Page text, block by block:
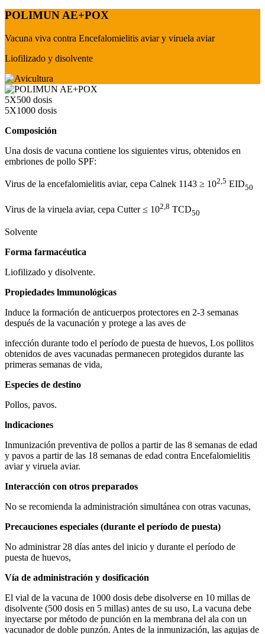
POLIMUN AE+POX
Vacuna viva contra Encefalomielitis aviar y viruela aviar
Liofilizado y disolvente
5Х500 dosis
5Х1000 dosis
Composición
Una dosis de vacuna contiene los siguientes virus, obtenidos en
embriones de pollo SPF:
Virus de la encefalomielitis aviar, cepa Calnek 1143 ≥ 102,5 EID50
Virus de la viruela aviar, cepa Cutter ≤ 102,8 TCD50
Solvente
Forma farmacéutica
Liofilizado y disolvente.
Propiedades lmmunológicas
Induce la formación de anticuerpos protectores en 2-3 semanas
después de la vacunación y protege a las aves de
infección durante todo el período de puesta de huevos, Los pollitos
obtenidos de aves vacunadas permanecen protegidos durante las
primeras semanas de vida,
Especies de destino
Pollos, pavos.
lndicaciones
Inmunización preventiva de pollos a partir de las 8 semanas de edad
y pavos a partir de las 18 semanas de edad contra Encefalomielitis
aviar y viruela aviar.
Interacción con otros preparados
No se recomienda la administración simultánea con otras vacunas,
Precauciones especiales (durante el período de puesta)
No administrar 28 días antes del inicio y durante el período de
puesta de huevos,
Vía de administración y dosificación
El vial de la vacuna de 1000 dosis debe disolverse en 10 millas de
disolvente (500 dosis en 5 millas) antes de su uso, La vacuna debe
inyectarse por método de punción en la membrana del ala con un
vacunador de doble punzón. Antes de la inmunización, las agujas de